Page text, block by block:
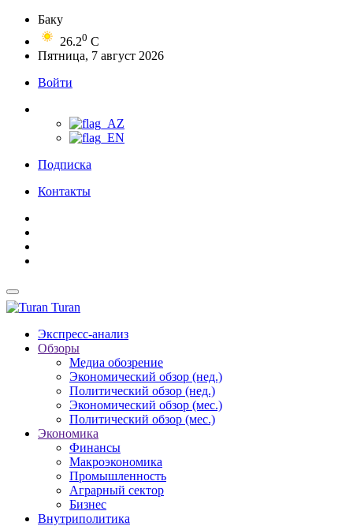
Баку
26.20 C
Пятница, 7 август 2026
Войти
Подписка
Контакты
Turan
Экспресс-анализ
Обзоры
Медиа обозрение
Экономический обзор (нед.)
Политический обзор (нед.)
Экономический обзор (мес.)
Политический обзор (мес.)
Экономика
Финансы
Макроэкономика
Промышленность
Аграрный сектор
Бизнес
Внутриполитика